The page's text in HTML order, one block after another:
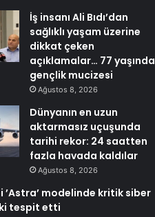
İş insanı Ali Bıdı’dan
sağlıklı yaşam üzerine
dikkat çeken
açıklamalar… 77 yaşında
gençlik mucizesi
Ağustos 8, 2026
Dünyanın en uzun
aktarmasız uçuşunda
tarihi rekor: 24 saatten
fazla havada kaldılar
Ağustos 8, 2026
’Astra’ modelinde kritik siber
tespit etti